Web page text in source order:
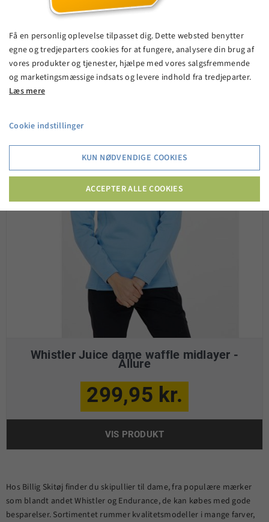
299,95 kr.
VIS PRODUKT
Whistler Juice dame waffle midlayer -
Allure
299,95 kr.
VIS PRODUKT
Hos Billig Skitøj finder du skipullier til dame, fra populære mærker
som blandt andet Whistler og Endurance, de kan købes med gode
besparelser. Sortimentet rummer kvalitetsmodeller i mange farver,
Få en personlig oplevelse tilpasset dig. Dette websted benytter
egne og tredjeparters cookies for at fungere, analysere din brug af
vores produkter og tjenester, hjælpe med vores salgsfremmende
og marketingsmæssige indsats og levere indhold fra tredjeparter.
Læs mere
Cookie indstillinger
KUN NØDVENDIGE COOKIES
ACCEPTER ALLE COOKIES